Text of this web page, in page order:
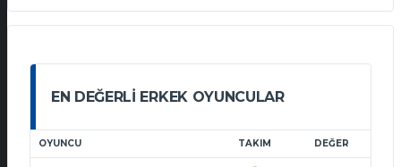
EN DEĞERLI ERKEK OYUNCULAR
OYUNCU TAKIM DEĞER